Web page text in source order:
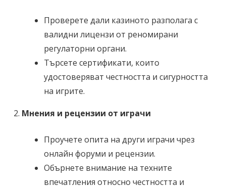
Проверете дали казиното разполага с
валидни лицензи от реномирани
регулаторни органи.
Търсете сертификати, които
удостоверяват честността и сигурността
на игрите.
Мнения и рецензии от играчи
Проучете опита на други играчи чрез
онлайн форуми и рецензии.
Обърнете внимание на техните
впечатления относно честността и